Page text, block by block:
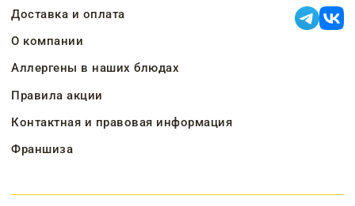
Доставка и оплата
О компании
Аллергены в наших блюдах
Правила акции
Контактная и правовая информация
Франшиза